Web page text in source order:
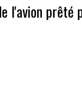
l'avion prêté